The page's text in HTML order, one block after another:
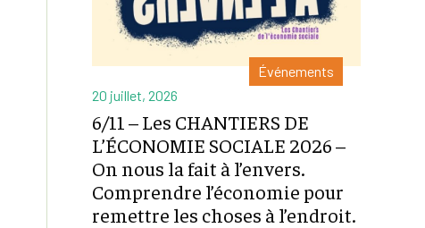
Événements
20 juillet, 2026
6/11 – Les CHANTIERS DE
L’ÉCONOMIE SOCIALE 2026 –
On nous la fait à l’envers.
Comprendre l’économie pour
remettre les choses à l’endroit.